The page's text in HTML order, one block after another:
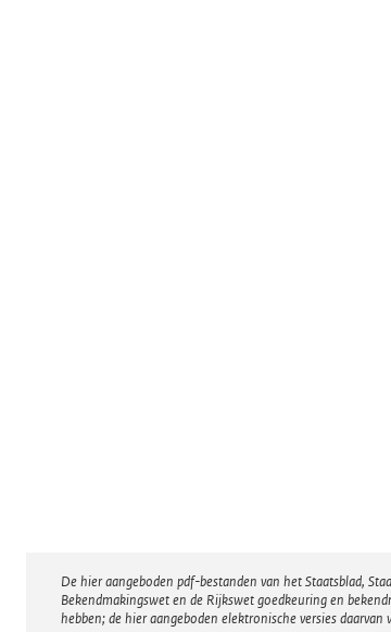
Disclaimer
De hier aangeboden pdf-bestanden van het Staatsblad,
Bekendmakingswet en de Rijkswet goedkeuring en
hebben; de hier aangeboden elektronische versies